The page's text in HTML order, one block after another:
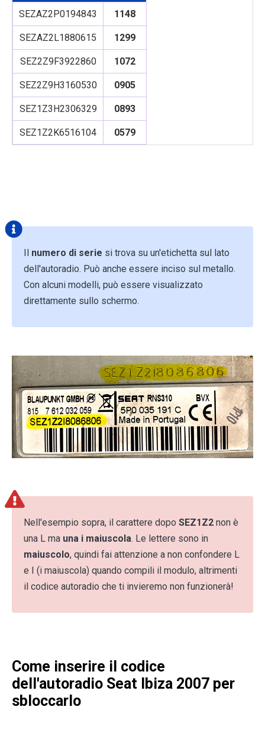
SEZAZ2P0194843 1148
SEZAZ2L1880615 1299
SEZ2Z9F3922860 1072
SEZ2Z9H3160530 0905
SEZ1Z3H2306329 0893
SEZ1Z2K6516104 0579
numero di serie si trova su un'etichetta sul lato
dell'autoradio. Può anche essere inciso sul metallo.
Con alcuni modelli, può essere visualizzato
direttamente sullo schermo.
Nell'esempio sopra, il carattere dopo SEZ1Z2 non è
una L ma una i maiuscola. Le lettere sono in
maiuscolo, quindi fai attenzione a non confondere L
e I (i maiuscola) quando compili il modulo, altrimenti
il codice autoradio che ti invieremo non funzionerà!
Come inserire il codice
dell'autoradio Seat Ibiza 2007 per
sbloccarlo